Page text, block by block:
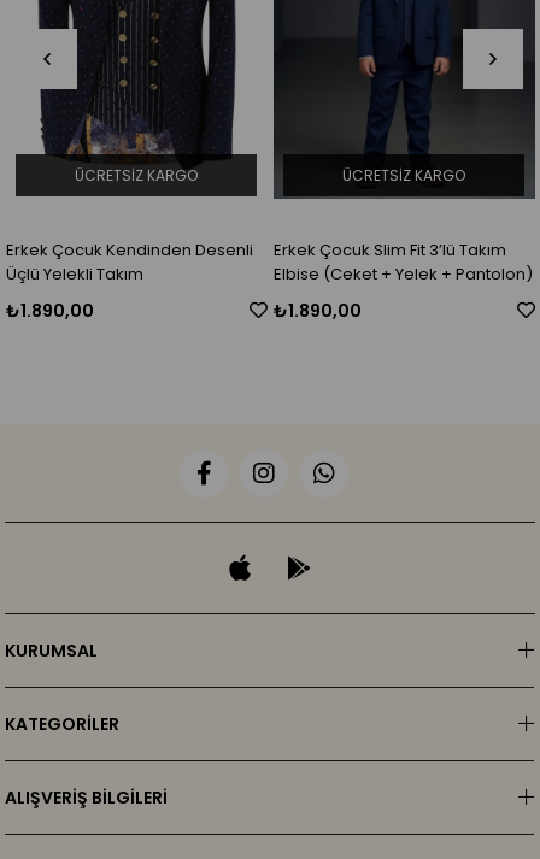
Erkek Çocuk Kendinden Desenli
Üçlü Yelekli Takım
₺1.890,00
ÜCRETSIZ KARGO
Erkek Çocuk Slim Fit 3’lü Takım
Elbise (Ceket + Yelek + Pantolon)
₺1.890,00
ÜCRETSIZ KARGO
KURUMSAL
KATEGORİLER
ALIŞVERİŞ BİLGİLERİ